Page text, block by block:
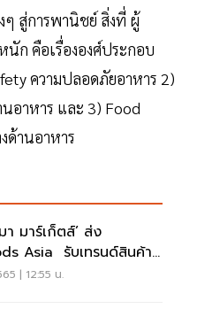
สู่การพานิชย์ สิ่งที่ ผู้
นัก คือเรื่ององศ์ประกอบ
ความปลอดภัยอาหาร 2)
อาหาร และ 3) Food
ด้านอาหาร
า มาร์เก็ตส์’ ส่ง
Asia รับเทรนด์สินค้า
| 12:55 น.